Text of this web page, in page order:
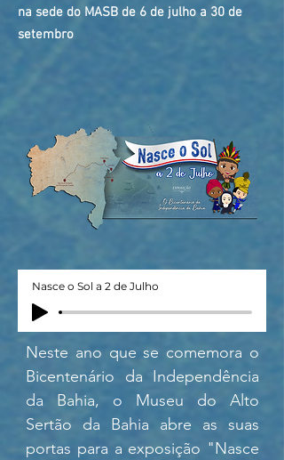
na sede do MASB de 6 de julho a 30 de
setembro
Nasce o Sol a 2 de Julho
Neste ano que se comemora o
Bicentenário da Independência
da Bahia, o Museu do Alto
Sertão da Bahia abre as suas
portas para a exposição "Nasce